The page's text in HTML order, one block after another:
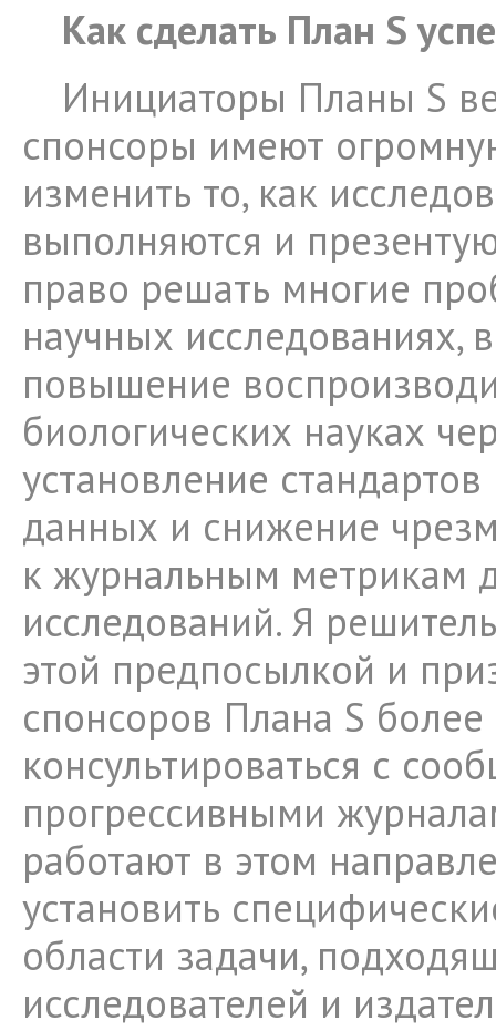
Как сделать План S
Инициаторы Планы S
спонсоры имеют
изменить то, как
выполняются и
право решать многие
научных исследованиях,
повышение
биологических науках
установление
данных и снижение
к журнальным метрикам
исследований. Я
этой предпосылкой и
спонсоров Плана S более
консультироваться с
прогрессивными
работают в этом
установить
области задачи,
исследователей и